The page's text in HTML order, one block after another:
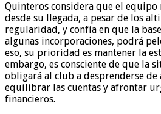
Quinteros considera que el
desde su llegada, a pesar de los
regularidad, y confía en que la
algunas incorporaciones, podrá
eso, su prioridad es mantener la
embargo, es consciente de que la
obligará al club a desprenderse
equilibrar las cuentas y afrontar
financieros.